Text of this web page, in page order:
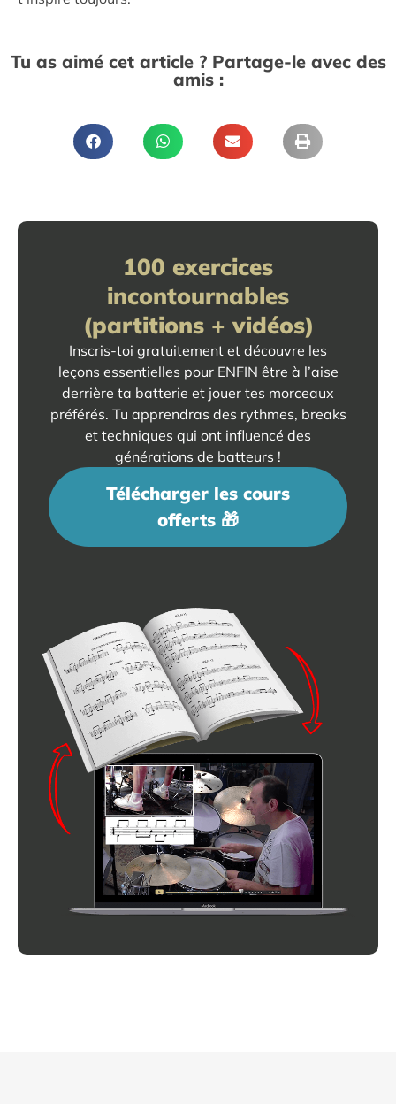
Tu as aimé cet article ? Partage-le avec des
amis :
100 exercices
incontournables
(partitions + vidéos)
Inscris-toi gratuitement et découvre les
leçons essentielles pour ENFIN être à l’aise
derrière ta batterie et jouer tes morceaux
préférés. Tu apprendras des rythmes, breaks
et techniques qui ont influencé des
générations de batteurs !
Télécharger les cours
offerts 🎁